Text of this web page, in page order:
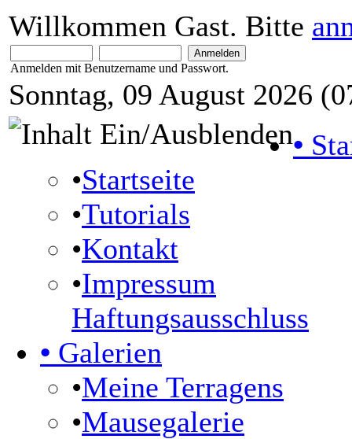
Willkommen Gast. Bitte
Anmelden mit Benutzername und Passwort.
Sonntag, 09 August 2026
•
•Startseite
•Tutorials
•Kontakt
•Impressum
Haftungsausschluss
• Galerien
•Meine Terragens
•Mausegalerie